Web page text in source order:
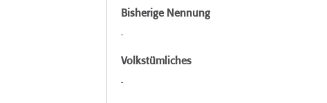
Bisherige Nennung
-
Volkstümliches
-